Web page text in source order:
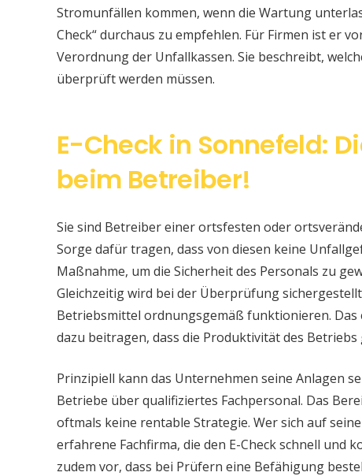
Stromunfällen kommen, wenn die Wartung
Check“ durchaus zu empfehlen. Für Firmen ist er
Verordnung der Unfallkassen. Sie beschreibt,
überprüft werden müssen.
E-Check in Sonnefeld:
beim Betreiber!
Sie sind Betreiber einer ortsfesten oder
Sorge dafür tragen, dass von diesen keine
Maßnahme, um die Sicherheit des Personals zu
Gleichzeitig wird bei der Überprüfung
Betriebsmittel ordnungsgemäß funktionieren. Das
dazu beitragen, dass die Produktivität des
Prinzipiell kann das Unternehmen seine Anlagen
Betriebe über qualifiziertes Fachpersonal. Das
oftmals keine rentable Strategie. Wer sich auf
erfahrene Fachfirma, die den E-Check schnell
zudem vor, dass bei Prüfern eine Befähigung